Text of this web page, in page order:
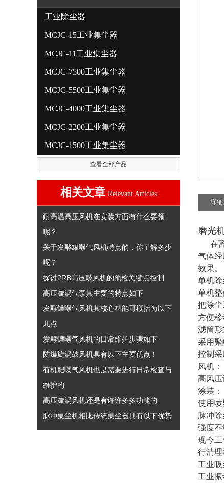
工业除尘器
MCJC-15工业集尘器
MCJC-11工业集尘器
MCJC-7500工业集尘器
MCJC-5500工业集尘器
MCJC-4000工业集尘器
MCJC-2200工业集尘器
MCJC-1500工业集尘器
查看全部产品
相关文章 Relevant Articles
耐高温高压风机在安装方面有什么要领
呢？
关于发酵罐曝气风机特点的，你了解多少
呢？
探讨2RB高压鼓风机的预检关键点控制
高压漩涡气泵其主要的特点如下
发酵罐曝气风机其核心功能可概括为以下
几点
发酵罐曝气风机的日常维护步骤如下
防爆旋涡鼓风机具有以下主要优点！
有机肥曝气风机也是需要进行日常检查与
维护的
高压漩涡风机还是有许许多多功能的
脉冲集尘机相比传统集尘器具有以下优势
详细
磨光
在离
气体
单机除
单机整
把除
方便移
滤筒形
采用
控制采
风机：
高风压
涂装：
使用喷
脉冲
强度不
现今
行清
工业
工业